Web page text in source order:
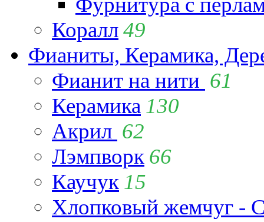
Коралл49
Фианиты, Керамика,
Фианит на нити 61
Керамика 130
Акрил 62
Лэмпворк 66
Каучук 15
Хлопковый жемчуг -